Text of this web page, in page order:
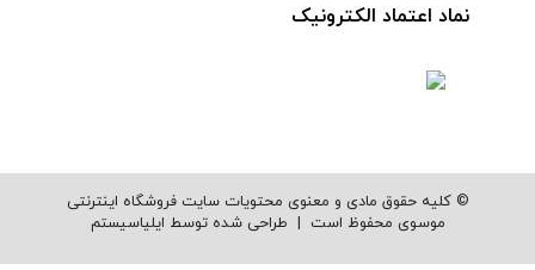
نماد اعتماد الکترونیک
© کلیه حقوق مادی و معنوی محتویات سایت فروشگاه اینترنتی
موسوی محفوظ است | طراحی شده توسط ایلیاسیستم